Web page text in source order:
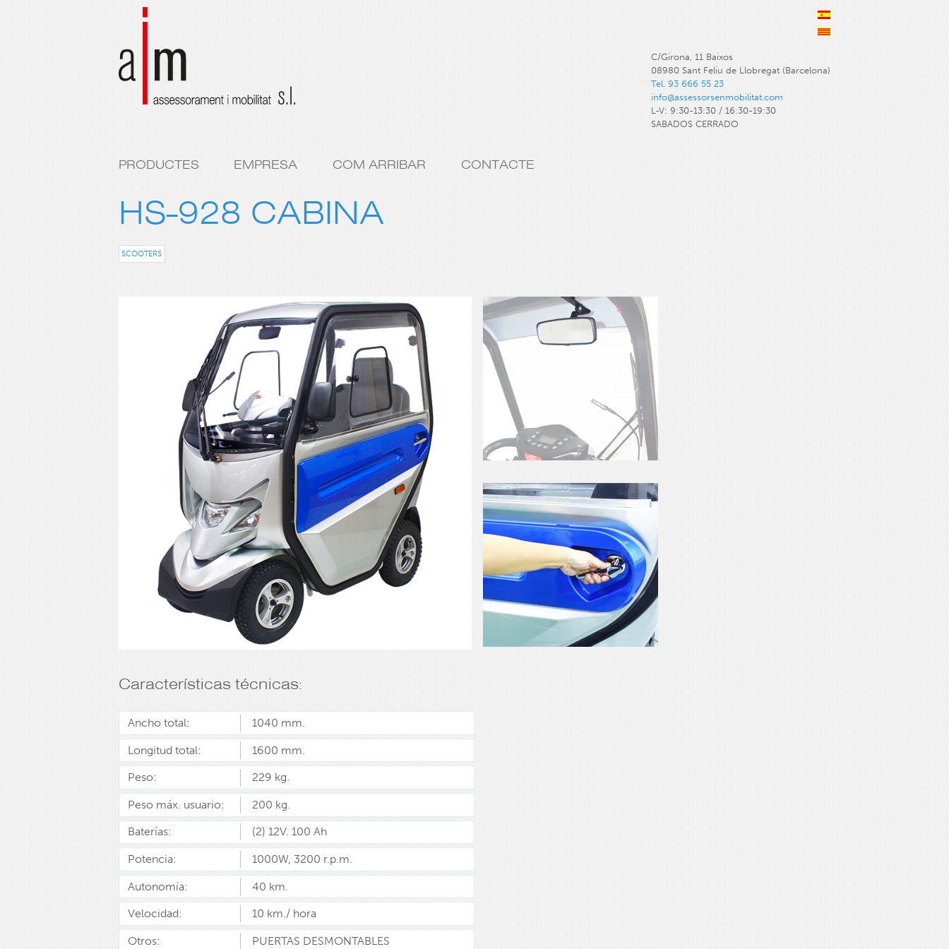
C/Girona, 11 Baixos
08980 Sant Feliu de Llobregat (Barcelona)
Tel. 93 666 55 23
info@assessorsenmobilitat.com
L-V: 9:30-13:30 / 16:30-19:30
SABADOS CERRADO
PRODUCTES EMPRESA COM ARRIBAR CONTACTE
HS-928 CABINA
SCOOTERS
Características técnicas:
Ancho total: 1040 mm.
Longitud total: 1600 mm.
Peso: 229 kg.
Peso máx. usuario: 200 kg.
Baterías: (2) 12V. 100 Ah
Potencia: 1000W, 3200 r.p.m.
Autonomía: 40 km.
Velocidad: 10 km./ hora
Otros: PUERTAS DESMONTABLES